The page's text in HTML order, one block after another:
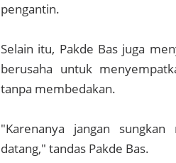
pengantin.
Selain itu, Pakde Bas juga
berusaha untuk
tanpa membedakan.
"Karenanya jangan
datang," tandas Pakde Bas.